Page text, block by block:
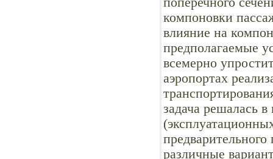
компоновки
влияние на
предполагаемые
всемерно
аэропортах
задача решалась
различные